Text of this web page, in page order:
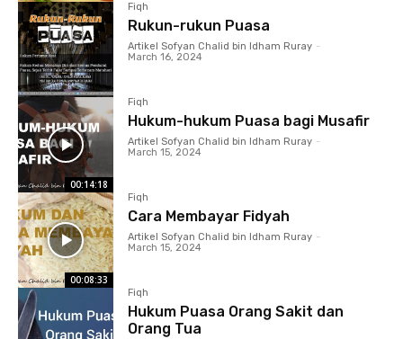
Fiqh
Rukun-rukun Puasa
Artikel Sofyan Chalid bin Idham Ruray -
March 16, 2024
00:14:18
Fiqh
Hukum-hukum Puasa bagi Musafir
Artikel Sofyan Chalid bin Idham Ruray -
March 15, 2024
00:08:33
Fiqh
Cara Membayar Fidyah
Artikel Sofyan Chalid bin Idham Ruray -
March 15, 2024
Fiqh
Hukum Puasa Orang Sakit dan
Orang Tua